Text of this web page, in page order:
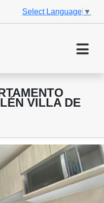
Select Language ▼
VILLA DE